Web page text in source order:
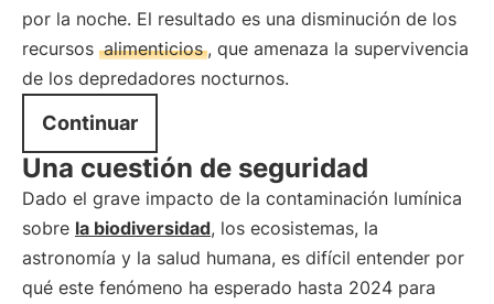
por la noche. El resultado es una disminución de los
recursos alimenticios , que amenaza la supervivencia
de los depredadores nocturnos.
Continuar
Una cuestión de seguridad
Dado el grave impacto de la contaminación lumínica
sobre la biodiversidad, los ecosistemas, la
astronomía y la salud humana, es difícil entender por
qué este fenómeno ha esperado hasta 2024 para